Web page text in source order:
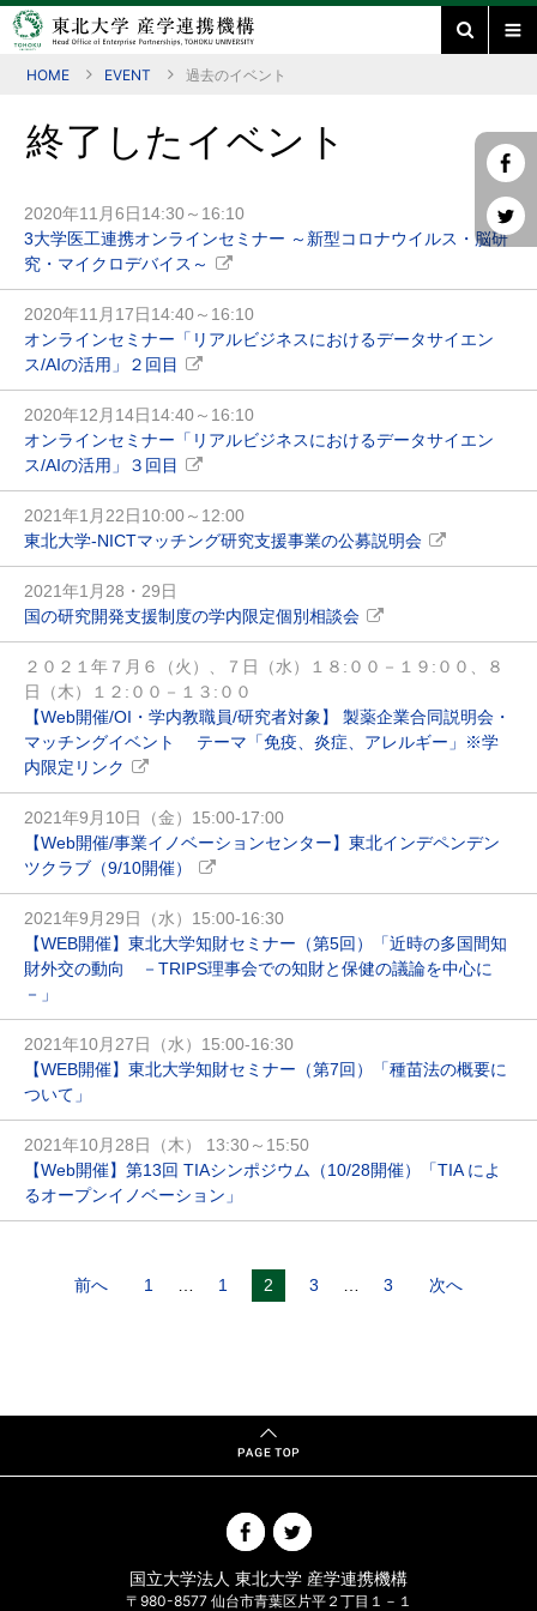
HOME EVENT 過去のイベント
終了したイベント
2020年11月6日14:30～16:10
3大学医工連携オンラインセミナー ～新型コロナウイルス・脳研
究・マイクロデバイス～
2020年11月17日14:40～16:10
オンラインセミナー「リアルビジネスにおけるデータサイエン
ス/AIの活用」２回目
2020年12月14日14:40～16:10
オンラインセミナー「リアルビジネスにおけるデータサイエン
ス/AIの活用」３回目
2021年1月22日10:00～12:00
東北大学-NICTマッチング研究支援事業の公募説明会
2021年1月28・29日
国の研究開発支援制度の学内限定個別相談会
２０２１年７月６（火）、７日（水）１８:００－１９:００、８
日（木）１２:００－１３:００
【Web開催/OI・学内教職員/研究者対象】 製薬企業合同説明会・
マッチングイベント テーマ「免疫、炎症、アレルギー」※学
内限定リンク
2021年9月10日（金）15:00-17:00
【Web開催/事業イノベーションセンター】東北インデペンデン
ツクラブ（9/10開催）
2021年9月29日（水）15:00-16:30
【WEB開催】東北大学知財セミナー（第5回）「近時の多国間知
財外交の動向 －TRIPS理事会での知財と保健の議論を中心に
－」
2021年10月27日（水）15:00-16:30
【WEB開催】東北大学知財セミナー（第7回）「種苗法の概要に
ついて」
2021年10月28日（木） 13:30～15:50
【Web開催】第13回 TIAシンポジウム（10/28開催）「TIA によ
るオープンイノベーション」
前へ 1 1 2 3 3 次へ
国立大学法人 東北大学 産学連携機構
〒980-8577 仙台市青葉区片平２丁目１－１